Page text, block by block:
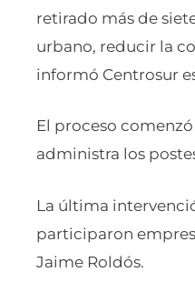
retirado más de
urbano, reducir la
informó Centrosur
El proceso
administra los
La última
participaron
Jaime Roldós.